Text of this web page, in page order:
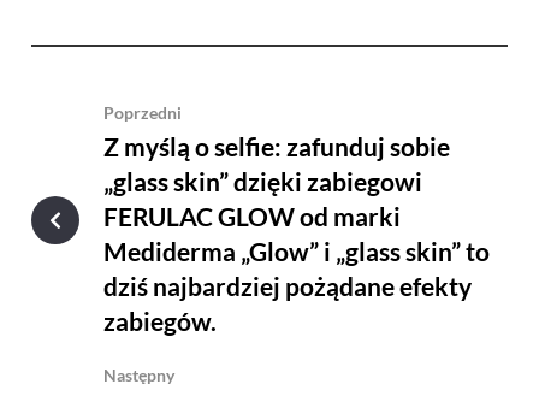
Poprzedni
Z myślą o selfie: zafunduj sobie
„glass skin” dzięki zabiegowi
FERULAC GLOW od marki
Mediderma „Glow” i „glass skin” to
dziś najbardziej pożądane efekty
zabiegów.
Następny